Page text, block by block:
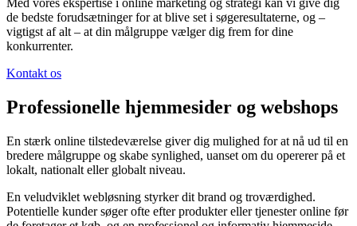
de bedste forudsætninger for at blive set i søgeresultaterne, og –
vigtigst af alt – at din målgruppe vælger dig frem for dine
konkurrenter.
Kontakt os
Professionelle hjemmesider og webshops
En stærk online tilstedeværelse giver dig mulighed for at nå ud til en
bredere målgruppe og skabe synlighed, uanset om du opererer på et
lokalt, nationalt eller globalt niveau.
En veludviklet webløsning styrker dit brand og troværdighed.
Potentielle kunder søger ofte efter produkter eller tjenester online før